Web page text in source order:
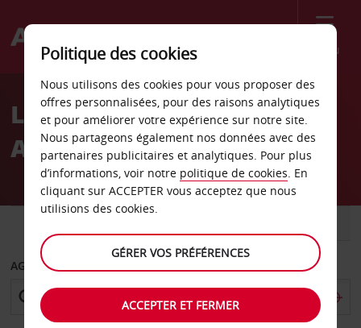
Menu
Welcome
AvisLocation de voiture
Aéroport de Monterey
AGENCE DE DÉPART
Politique des cookies
Nous utilisons des cookies pour vous proposer des
offres personnalisées, pour des raisons analytiques
et pour améliorer votre expérience sur notre site.
Nous partageons également nos données avec des
partenaires publicitaires et analytiques. Pour plus
d’informations, voir notre politique de cookies. En
cliquant sur ACCEPTER vous acceptez que nous
utilisions des cookies.
GÉRER VOS PRÉFÉRENCES
ACCEPTER ET FERMER